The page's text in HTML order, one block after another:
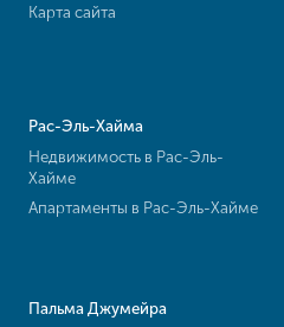
Карта сайта
Рас-Эль-Хайма
Недвижимость в Рас-Эль-
Хайме
Апартаменты в Рас-Эль-Хайме
Пальма Джумейра